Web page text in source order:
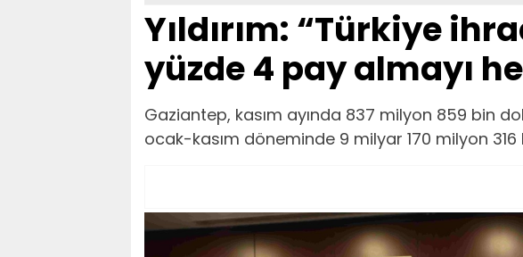
Yıldırım: “Türkiye
yüzde 4 pay almayı
Gaziantep, kasım ayında 837 milyon 859 bin
ocak-kasım döneminde 9 milyar 170 milyon 316